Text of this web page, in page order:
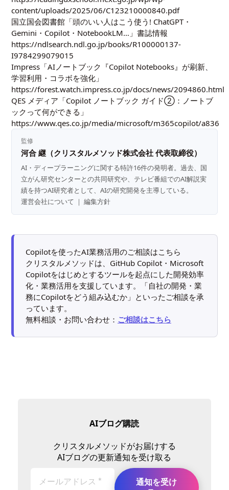
content/uploads/2025/06/C123210000840.pdf
国立国会図書館「頭のいい人はこう使う! ChatGPT・
Gemini・Copilot・NotebookLM…」書誌情報
https://ndlsearch.ndl.go.jp/books/R100000137-
I9784299079015
Impress「AIノートブック『Copilot Notebooks』が刷新、
学習利用・コラボを強化」
https://forest.watch.impress.co.jp/docs/news/2094860.html
QES メディア「Copilot ノートブック ガイド②：ノートブ
ックって何ができる」
https://www.qes.co.jp/media/microsoft/m365copilot/a836
監修
河合 継（クリスタルメソッド株式会社 代表取締役）
AI・ディープラーニングに関する特許16件の発明者。過去、国
立がん研究センターとの共同研究や、テレビ番組でのAI解説実
績を持つAI研究者として、AIの研究開発を主導している。
運営会社について ｜編集方針
Copilotを使ったAI業務活用のご相談はこちら
クリスタルメソッドは、GitHub Copilot・Microsoft
Copilotをはじめとするツールを起点にした開発効率
化・業務活用を支援しています。「自社の開発・業
務にCopilotをどう組み込むか」といったご相談を承
っています。
無料相談・お問い合わせ： ご相談はこちら
AIブログ購読
クリスタルメソッドがお届けする
AIブログの更新通知を受け取る